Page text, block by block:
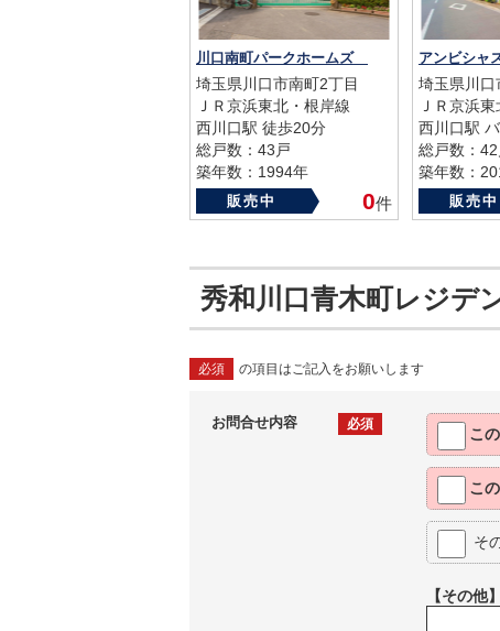
川口南町パークホームズ
埼玉県川口市南町2丁目
ＪＲ京浜東北・根岸線
西川口駅 徒歩20分
総戸数：43戸
築年数：1994年
販売中 0件
アンビシャ
埼玉県川口
ＪＲ京浜
西川口駅
総戸数：42
築年数：
販売中
秀和川口青木町レジ
必須 の項目はご記入をお願いします
お問合せ内容 必須
こ
こ
そ
【その他】